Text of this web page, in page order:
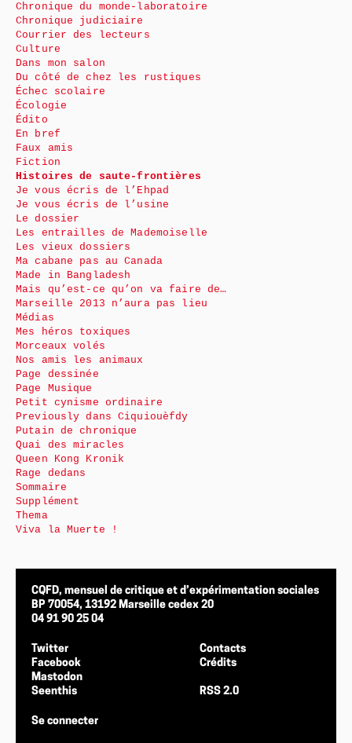
Chronique du monde-laboratoire
Chronique judiciaire
Courrier des lecteurs
Culture
Dans mon salon
Du côté de chez les rustiques
Échec scolaire
Écologie
Édito
En bref
Faux amis
Fiction
Histoires de saute-frontières
Je vous écris de l’Ehpad
Je vous écris de l’usine
Le dossier
Les entrailles de Mademoiselle
Les vieux dossiers
Ma cabane pas au Canada
Made in Bangladesh
Mais qu’est-ce qu’on va faire de…
Marseille 2013 n’aura pas lieu
Médias
Mes héros toxiques
Morceaux volés
Nos amis les animaux
Page dessinée
Page Musique
Petit cynisme ordinaire
Previously dans Ciquiouèfdy
Putain de chronique
Quai des miracles
Queen Kong Kronik
Rage dedans
Sommaire
Supplément
Thema
Viva la Muerte !
CQFD, mensuel de critique et d’expérimentation sociales
BP 70054, 13192 Marseille cedex 20
04 91 90 25 04
Twitter
Facebook
Mastodon
Seenthis
Contacts
Crédits
RSS 2.0
Se connecter